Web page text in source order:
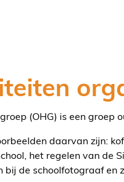
(OHG) is een groep
daarvan zijn:
het regelen van de
bij de schoolfotograaf en